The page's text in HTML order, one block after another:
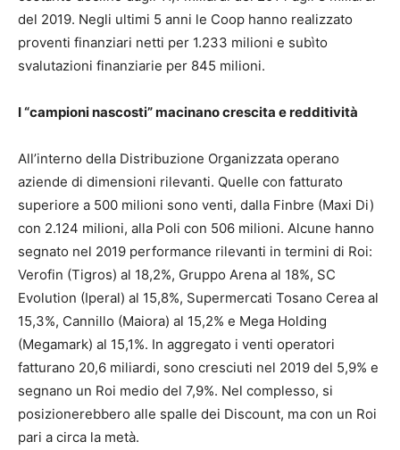
del 2019. Negli ultimi 5 anni le Coop hanno realizzato
proventi finanziari netti per 1.233 milioni e subìto
svalutazioni finanziarie per 845 milioni.
I “campioni nascosti” macinano crescita e redditività
All’interno della Distribuzione Organizzata operano
aziende di dimensioni rilevanti. Quelle con fatturato
superiore a 500 milioni sono venti, dalla Finbre (Maxi Di)
con 2.124 milioni, alla Poli con 506 milioni. Alcune hanno
segnato nel 2019 performance rilevanti in termini di Roi:
Verofin (Tigros) al 18,2%, Gruppo Arena al 18%, SC
Evolution (Iperal) al 15,8%, Supermercati Tosano Cerea al
15,3%, Cannillo (Maiora) al 15,2% e Mega Holding
(Megamark) al 15,1%. In aggregato i venti operatori
fatturano 20,6 miliardi, sono cresciuti nel 2019 del 5,9% e
segnano un Roi medio del 7,9%. Nel complesso, si
posizionerebbero alle spalle dei Discount, ma con un Roi
pari a circa la metà.